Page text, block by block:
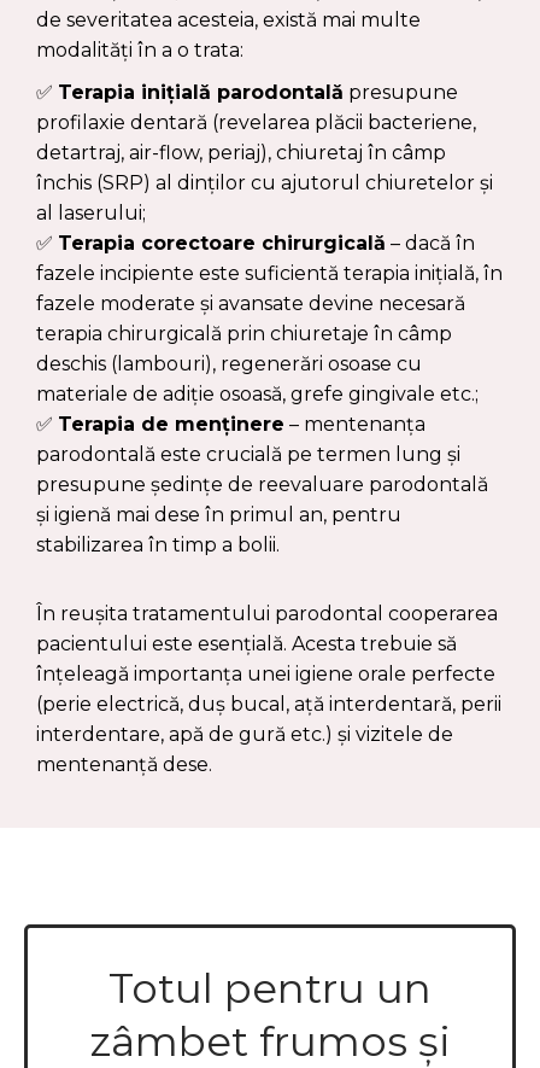
de severitatea acesteia, există mai multe
modalități în a o trata:
✅ Terapia inițială parodontală presupune
profilaxie dentară (revelarea plăcii bacteriene,
detartraj, air-flow, periaj), chiuretaj în câmp
închis (SRP) al dinților cu ajutorul chiuretelor și
al laserului;
✅ Terapia corectoare chirurgicală – dacă în
fazele incipiente este suficientă terapia inițială, în
fazele moderate și avansate devine necesară
terapia chirurgicală prin chiuretaje în câmp
deschis (lambouri), regenerări osoase cu
materiale de adiție osoasă, grefe gingivale etc.;
✅ Terapia de menținere – mentenanța
parodontală este crucială pe termen lung și
presupune ședințe de reevaluare parodontală
și igienă mai dese în primul an, pentru
stabilizarea în timp a bolii.
În reușita tratamentului parodontal cooperarea
pacientului este esențială. Acesta trebuie să
înțeleagă importanța unei igiene orale perfecte
(perie electrică, duș bucal, ață interdentară, perii
interdentare, apă de gură etc.) și vizitele de
mentenanță dese.
Totul pentru un
zâmbet frumos și